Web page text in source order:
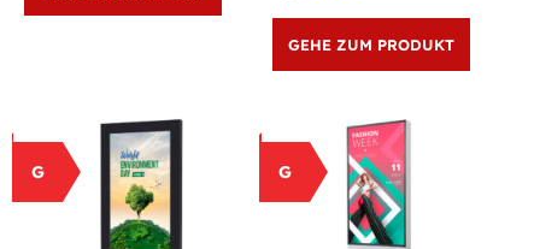
GEHE ZUM PRODUKT
G G